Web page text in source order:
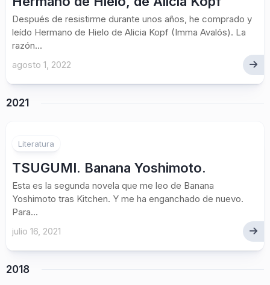
Después de resistirme durante unos años, he comprado y
leído Hermano de Hielo de Alicia Kopf (Imma Avalós). La
razón...
agosto 1, 2022
2021
Literatura
TSUGUMI. Banana Yoshimoto.
Esta es la segunda novela que me leo de Banana
Yoshimoto tras Kitchen. Y me ha enganchado de nuevo.
Para...
julio 16, 2021
2018